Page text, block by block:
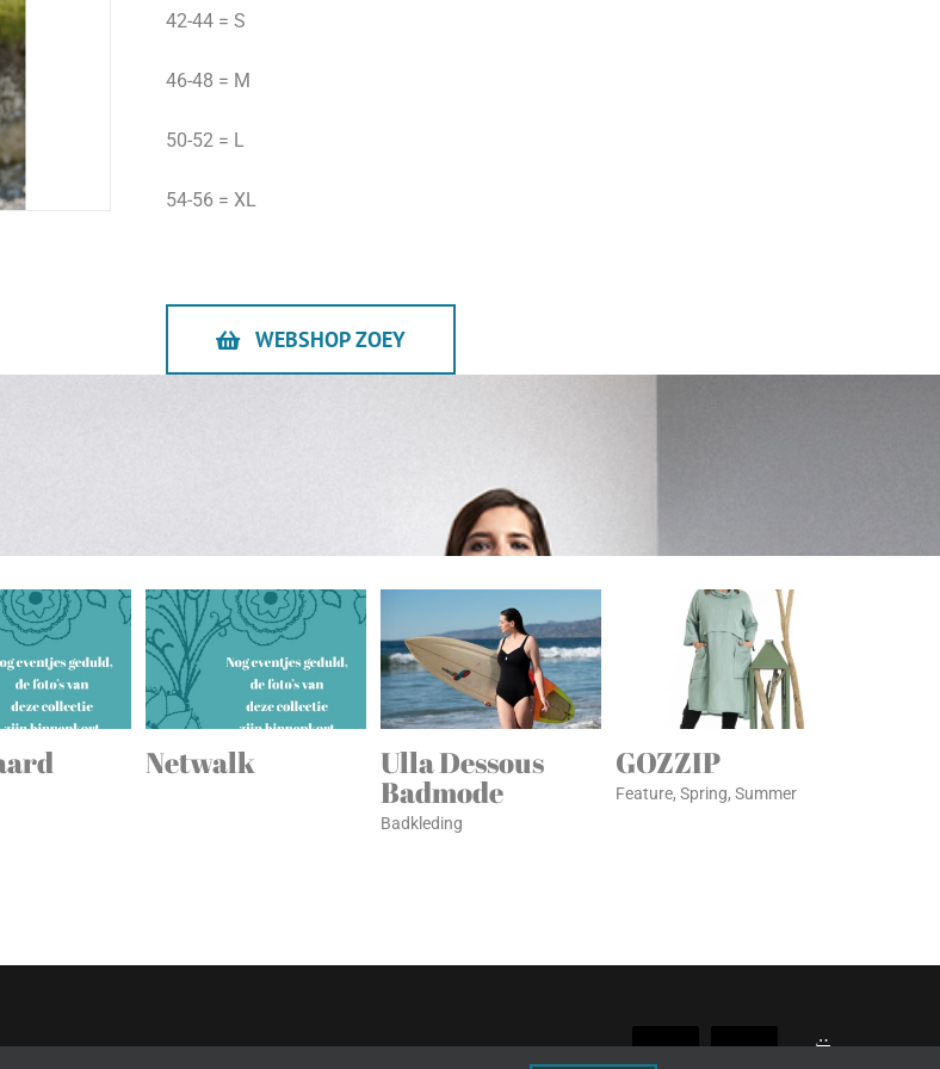
42-44 = S
46-48 = M
50-52 = L
54-56 = XL
WEBSHOP ZOEY
Netwalk Ulla Dessous
Badmode
Badkleding
GOZZIP
Feature, Spring, Summer
Reejeel